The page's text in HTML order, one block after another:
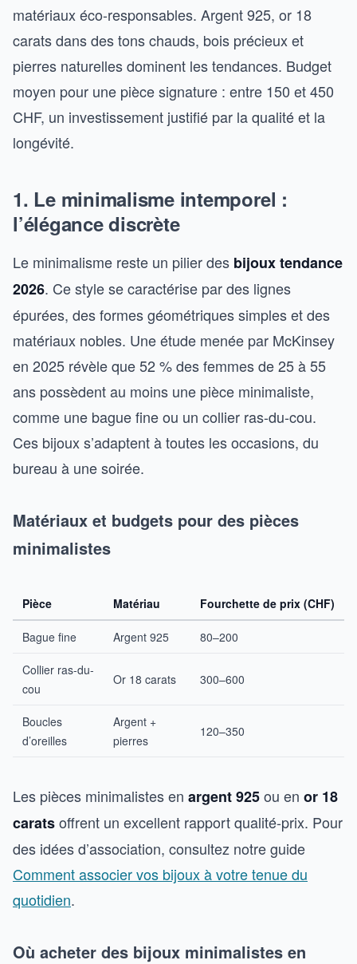
matériaux éco-responsables. Argent 925, or 18
carats dans des tons chauds, bois précieux et
pierres naturelles dominent les tendances. Budget
moyen pour une pièce signature : entre 150 et 450
CHF, un investissement justifié par la qualité et la
longévité.
1. Le minimalisme intemporel :
l’élégance discrète
Le minimalisme reste un pilier des bijoux tendance
2026. Ce style se caractérise par des lignes
épurées, des formes géométriques simples et des
matériaux nobles. Une étude menée par McKinsey
en 2025 révèle que 52 % des femmes de 25 à 55
ans possèdent au moins une pièce minimaliste,
comme une bague fine ou un collier ras-du-cou.
Ces bijoux s’adaptent à toutes les occasions, du
bureau à une soirée.
Matériaux et budgets pour des pièces
minimalistes
Pièce Matériau Fourchette de prix (CHF)
Bague fine Argent 925 80–200
Collier ras-du-
cou
Or 18 carats 300–600
Boucles
d’oreilles
Argent +
pierres
120–350
Les pièces minimalistes en argent 925ou en or 18
caratsoffrent un excellent rapport qualité-prix. Pour
des idées d’association, consultez notre guide
Comment associer vos bijoux à votre tenue du
quotidien.
Où acheter des bijoux minimalistes en